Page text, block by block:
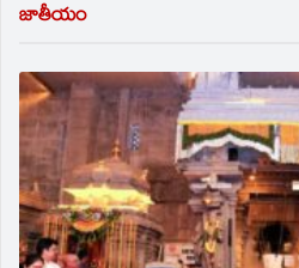
జాతీయం